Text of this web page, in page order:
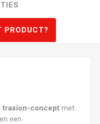
PRODUCT?
traxion-concept met
een